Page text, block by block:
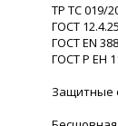
ТР ТС 019/
ГОСТ
ГОСТ ЕN
ГОСТ Р ЕН
Защитные